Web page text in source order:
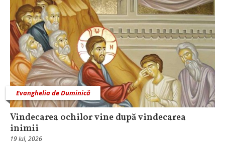
Evanghelia de Duminică
Vindecarea ochilor vine după vindecarea
inimii
19 Iul, 2026